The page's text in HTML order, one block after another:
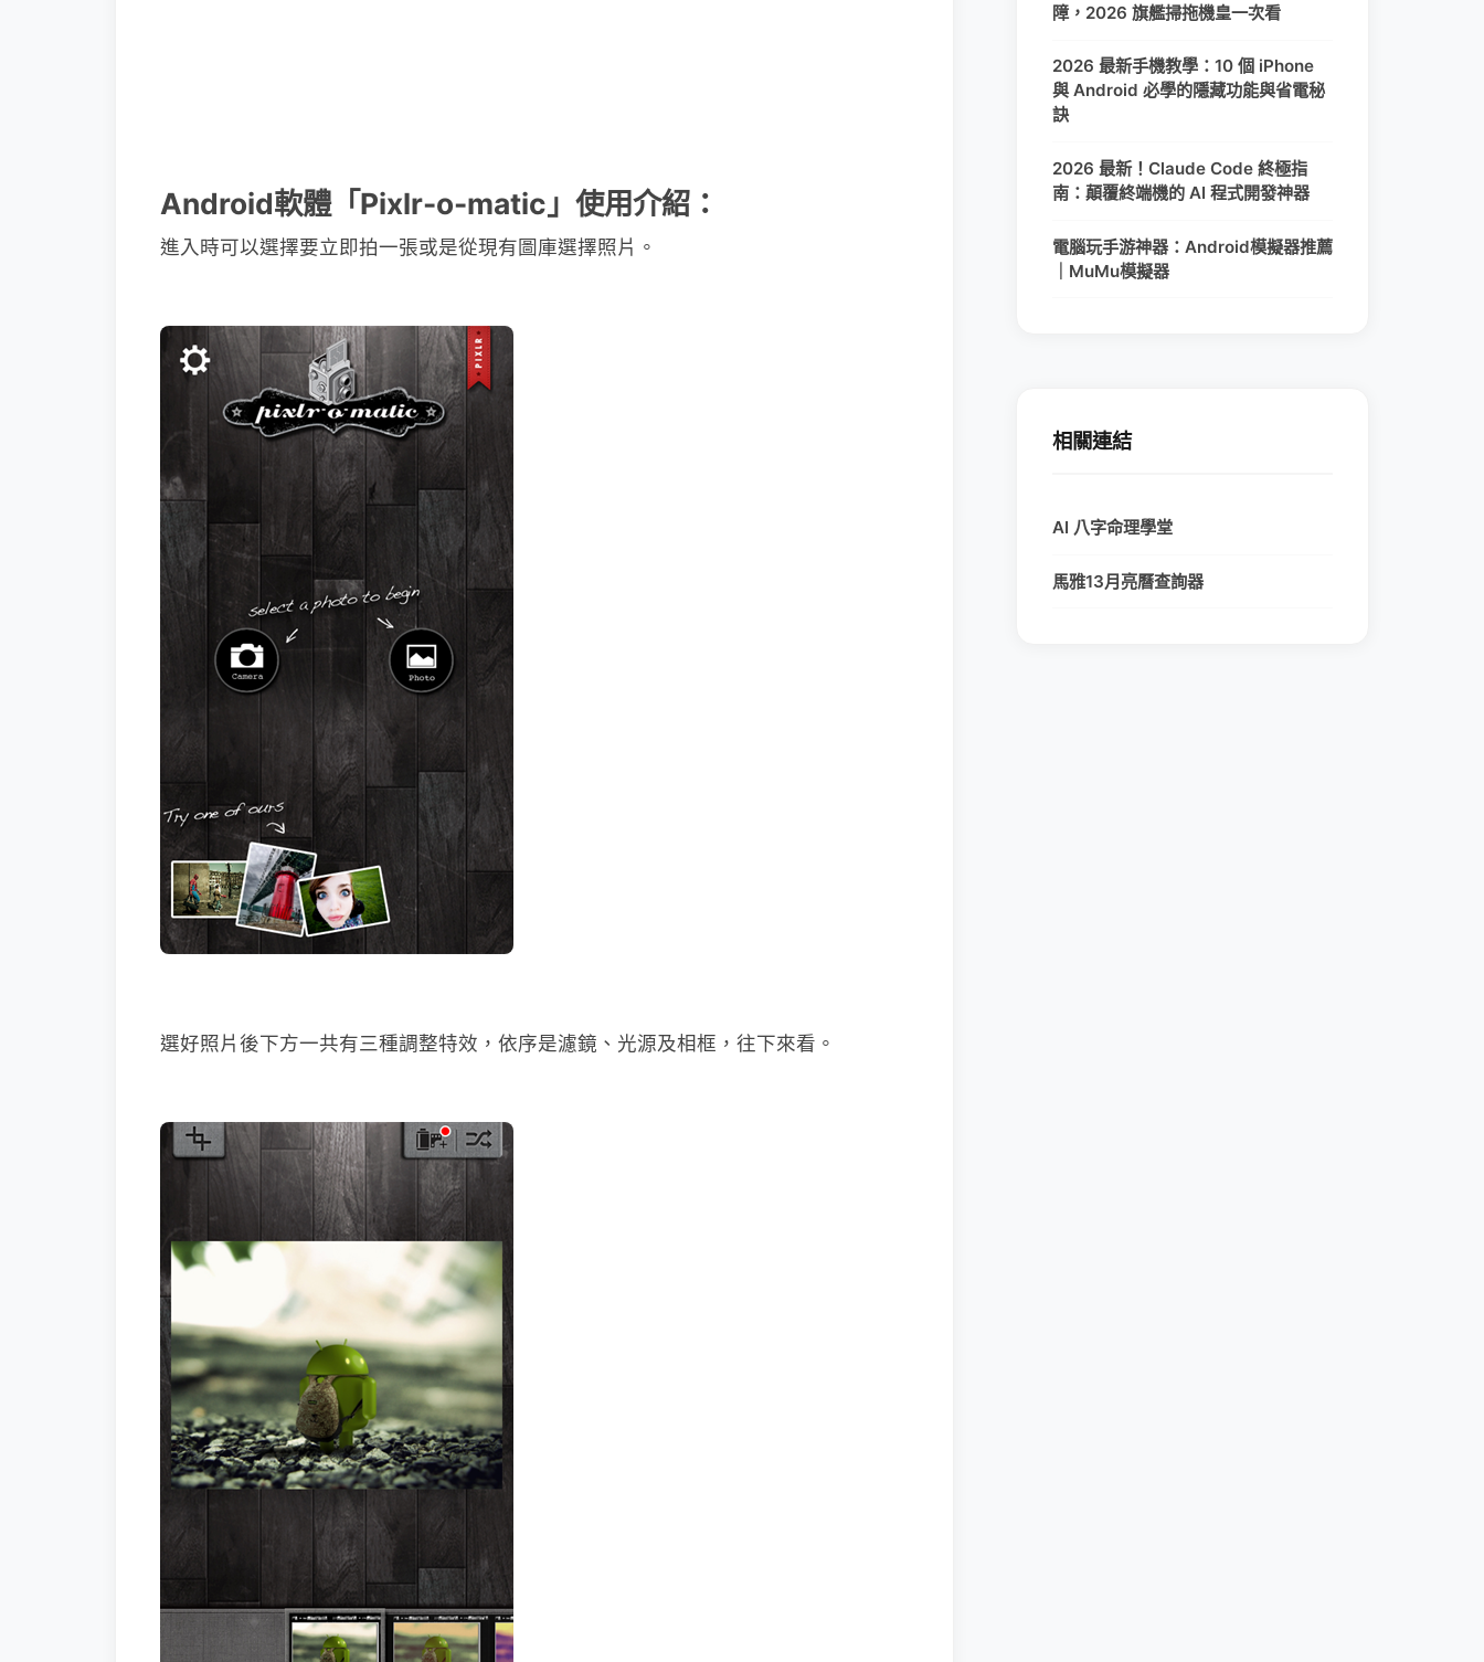
Android軟體「Pixlr-o-matic」使用介紹：
進入時可以選擇要立即拍一張或是從現有圖庫選擇照片。
選好照片後下方一共有三種調整特效，依序是濾鏡、光源及相框，往下來看。
障，2026 旗艦掃拖機皇一次看
2026 最新手機教學：10 個 iPhone
與 Android 必學的隱藏功能與省電秘
訣
2026 最新！Claude Code 終極指
南：顛覆終端機的 AI 程式開發神器
電腦玩手游神器：Android模擬器推薦
｜MuMu模擬器
相關連結
AI 八字命理學堂
馬雅13月亮曆查詢器